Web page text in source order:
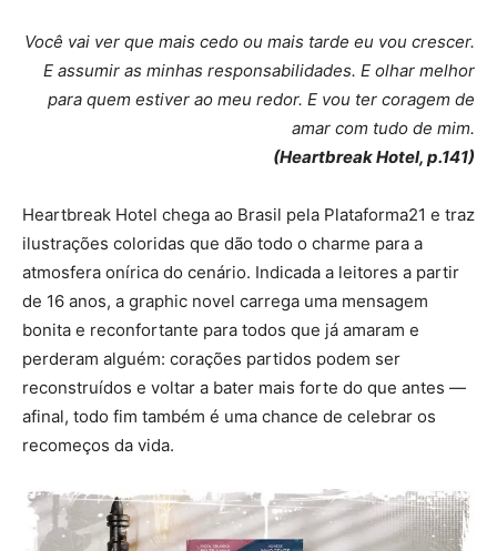
Você vai ver que mais cedo ou mais tarde eu vou crescer.
E assumir as minhas responsabilidades. E olhar melhor
para quem estiver ao meu redor. E vou ter coragem de
amar com tudo de mim.
(Heartbreak Hotel, p.141)
Heartbreak Hotel chega ao Brasil pela Plataforma21 e traz
ilustrações coloridas que dão todo o charme para a
atmosfera onírica do cenário. Indicada a leitores a partir
de 16 anos, a graphic novel carrega uma mensagem
bonita e reconfortante para todos que já amaram e
perderam alguém: corações partidos podem ser
reconstruídos e voltar a bater mais forte do que antes —
afinal, todo fim também é uma chance de celebrar os
recomeços da vida.